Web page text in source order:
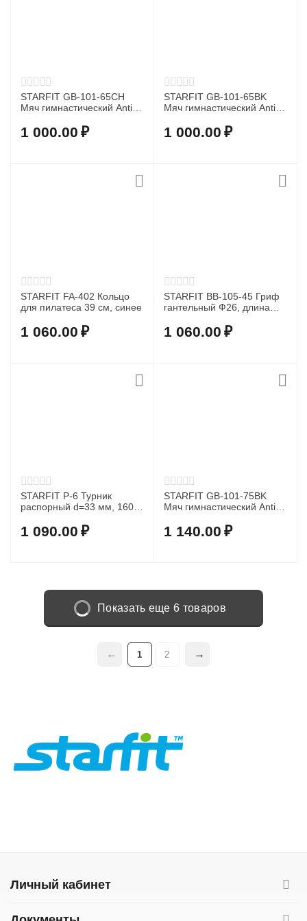
STARFIT GB-101-65CH
Мяч гимнастический Anti-
1 000.00 ₽
STARFIT GB-101-65BK
Мяч гимнастический Anti-
1 000.00 ₽
STARFIT FA-402 Кольцо
для пилатеса 39 см, синее
1 060.00 ₽
STARFIT BB-105-45 Гриф
гантельный Ф26, длина
1 060.00 ₽
STARFIT P-6 Турник
распорный d=33 мм, 160-
1 090.00 ₽
STARFIT GB-101-75BK
Мяч гимнастический Anti-
1 140.00 ₽
Показать еще 6 товаров
1 2
Личный кабинет